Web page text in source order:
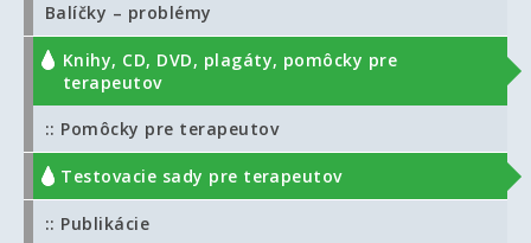
Balíčky – problémy
Knihy, CD, DVD, plagáty, pomôcky pre
terapeutov
:: Pomôcky pre terapeutov
:: Testovacie sady pre terapeutov
:: Publikácie